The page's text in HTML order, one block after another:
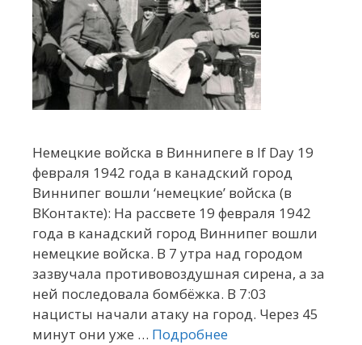
Немецкие войска в Виннипеге в If Day 19
февраля 1942 года в канадский город
Виннипег вошли ‘немецкие’ войска (в
ВКонтакте): На рассвете 19 февраля 1942
года в канадский город Виннипег вошли
немецкие войска. В 7 утра над городом
зазвучала противовоздушная сирена, а за
ней последовала бомбёжка. В 7:03
нацисты начали атаку на город. Через 45
минут они уже … Подробнее